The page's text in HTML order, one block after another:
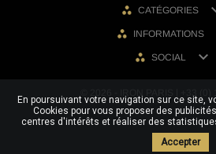
CATÉGORIES
INFORMATIONS
SOCIAL 
En poursuivant votre navigation sur ce site,
Cookies pour vous proposer des
centres d'intérêts et réaliser des
Accepter